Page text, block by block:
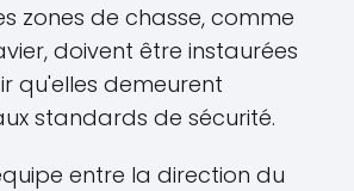
zones de chasse, comme
doivent être instaurées
qu'elles demeurent
standards de sécurité.
entre la direction du